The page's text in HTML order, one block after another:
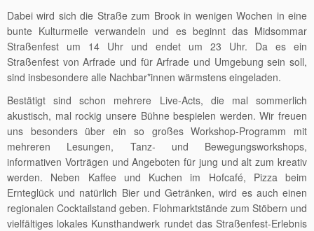
Dabei wird sich die Straße zum Brook in wenigen Wochen in eine
bunte Kulturmeile verwandeln und es beginnt das Midsommar
Straßenfest um 14 Uhr und endet um 23 Uhr. Da es ein
Straßenfest von Arfrade und für Arfrade und Umgebung sein soll,
sind insbesondere alle Nachbar*innen wärmstens eingeladen.
Bestätigt sind schon mehrere Live-Acts, die mal sommerlich
akustisch, mal rockig unsere Bühne bespielen werden. Wir freuen
uns besonders über ein so großes Workshop-Programm mit
mehreren Lesungen, Tanz- und Bewegungsworkshops,
informativen Vorträgen und Angeboten für jung und alt zum kreativ
werden. Neben Kaffee und Kuchen im Hofcafé, Pizza beim
Ernteglück und natürlich Bier und Getränken, wird es auch einen
regionalen Cocktailstand geben. Flohmarktstände zum Stöbern und
vielfältiges lokales Kunsthandwerk rundet das Straßenfest-Erlebnis